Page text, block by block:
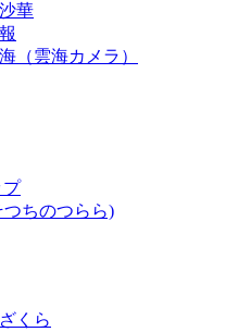
華
（雲海カメラ）
プ
ちのつらら)
くら